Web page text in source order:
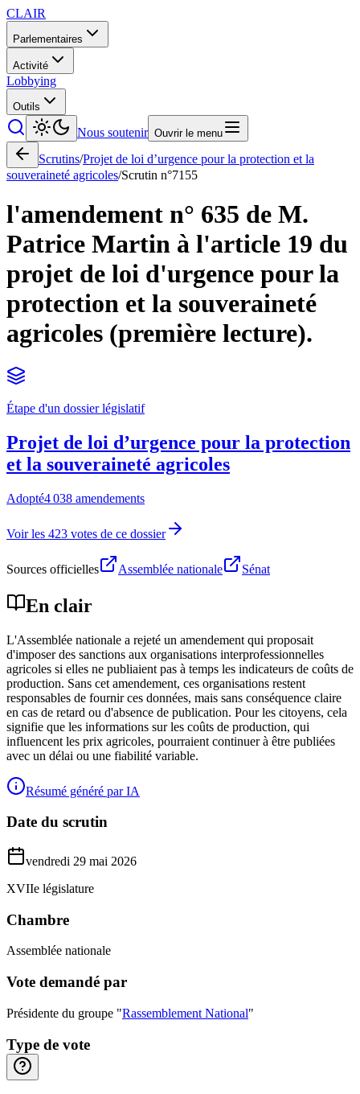
CLAIR
Parlementaires
Activité
Lobbying
Outils
Nous soutenir Ouvrir le menu
Scrutins/Projet de loi d’urgence pour la protection et la
souveraineté agricoles/Scrutin n°7155
l'amendement n° 635 de M.
Patrice Martin à l'article 19 du
projet de loi d'urgence pour la
protection et la souveraineté
agricoles (première lecture).
Étape d'un dossier législatif
Projet de loi d’urgence pour la protection
et la souveraineté agricoles
Adopté4 038 amendements
Voir les 423 votes de ce dossier
Sources officielles Assemblée nationale Sénat
En clair
L'Assemblée nationale a rejeté un amendement qui proposait
d'imposer des sanctions aux organisations interprofessionnelles
agricoles si elles ne publiaient pas à temps les indicateurs de coûts de
production. Sans cet amendement, ces organisations restent
responsables de fournir ces données, mais sans conséquence claire
en cas de retard ou d'absence de publication. Pour les citoyens, cela
signifie que les informations sur les coûts de production, qui
influencent les prix agricoles, pourraient continuer à être publiées
avec un délai ou une fiabilité variable.
Résumé généré par IA
Date du scrutin
vendredi 29 mai 2026
XVIIe législature
Chambre
Assemblée nationale
Vote demandé par
Présidente du groupe "Rassemblement National"
Type de vote